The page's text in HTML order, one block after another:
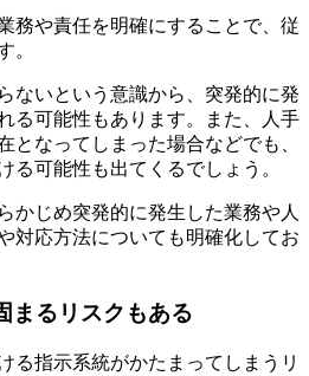
務や責任を明確にすることで、従
。
ないという意識から、突発的に発
る可能性もあります。また、人手
となってしまった場合などでも、
る可能性も出てくるでしょう。
かじめ突発的に発生した業務や人
対応方法についても明確化してお
まるリスクもある
る指示系統がかたまってしまうリ